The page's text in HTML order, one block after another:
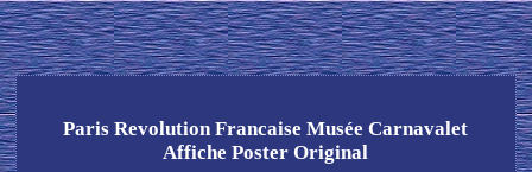
Paris Revolution Francaise Musée Carnavalet
Affiche Poster Original